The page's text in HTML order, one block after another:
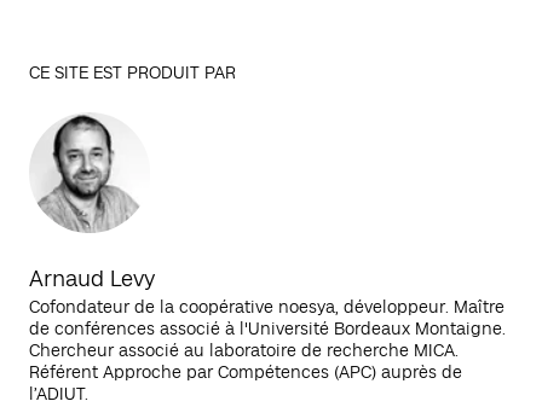
CE SITE EST PRODUIT PAR
Arnaud Levy
Cofondateur de la coopérative noesya, développeur. Maître
de conférences associé à l'Université Bordeaux Montaigne.
Chercheur associé au laboratoire de recherche MICA.
Référent Approche par Compétences (APC) auprès de
l’ADIUT.